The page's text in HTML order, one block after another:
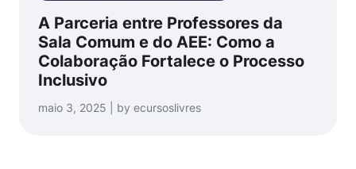
A Parceria entre Professores da
Sala Comum e do AEE: Como a
Colaboração Fortalece o Processo
Inclusivo
maio 3, 2025 | by ecursoslivres